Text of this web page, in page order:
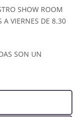
SHOW ROOM
A VIERNES DE 8.30
SON UN